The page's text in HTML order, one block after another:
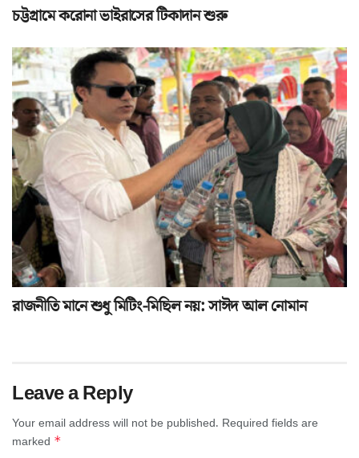
চট্টগ্রামে করোনা ভাইরাসের টিকাদান শুরু
রাজনীতি মানে শুধু মিটিং-মিছিল নয়: সাঈদ আল নোমান
Leave a Reply
Your email address will not be published. Required fields are
marked *